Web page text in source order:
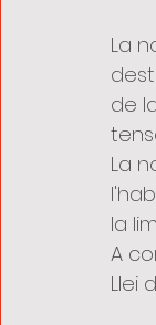
La
de
La
la
A
Llei